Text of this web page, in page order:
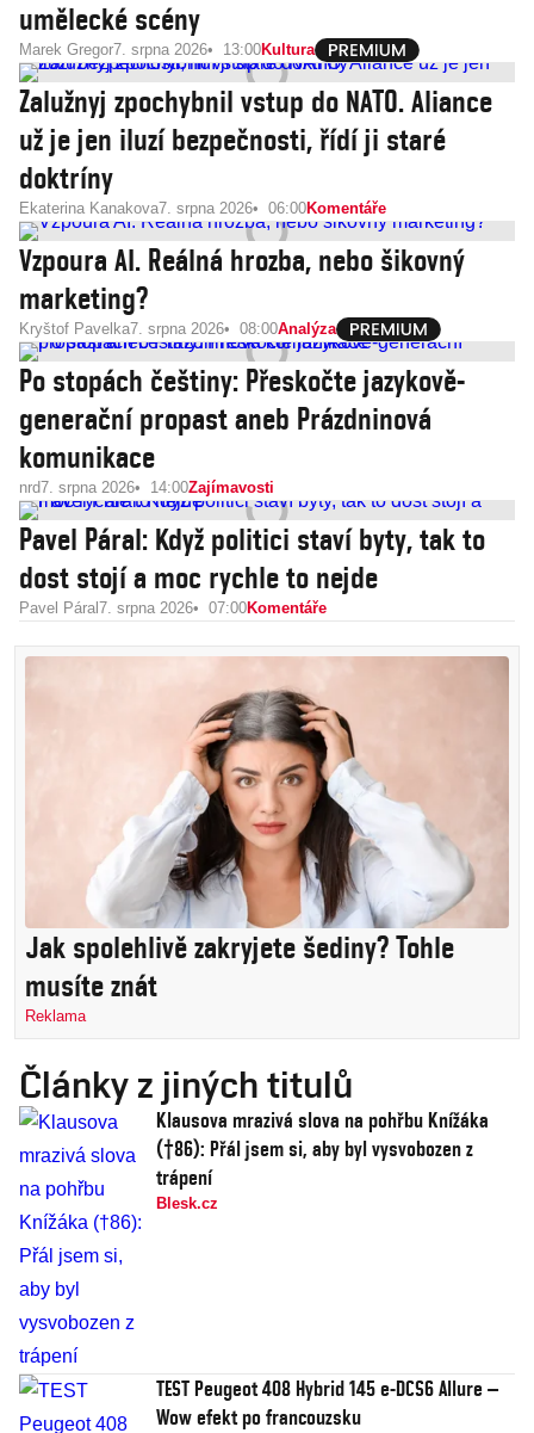
umělecké scény
Marek Gregor7. srpna 2026 13:00Kultura
Zalužnyj zpochybnil vstup do NATO. Aliance
už je jen iluzí bezpečnosti, řídí ji staré
doktríny
Ekaterina Kanakova7. srpna 2026 06:00Komentáře
Vzpoura AI. Reálná hrozba, nebo šikovný
marketing?
Kryštof Pavelka7. srpna 2026 08:00Analýza
Po stopách češtiny: Přeskočte jazykově-
generační propast aneb Prázdninová
komunikace
nrd7. srpna 2026 14:00Zajímavosti
Pavel Páral: Když politici staví byty, tak to
dost stojí a moc rychle to nejde
Pavel Páral 7. srpna 2026 07:00Komentáře
Jak spolehlivě zakryjete šediny? Tohle
musíte znát
Reklama
Články z jiných titulů
Klausova mrazivá slova na pohřbu Knížáka
(†86): Přál jsem si, aby byl vysvobozen z
trápení
Blesk.cz
TEST Peugeot 408 Hybrid 145 e-DCS6 Allure –
Wow efekt po francouzsku